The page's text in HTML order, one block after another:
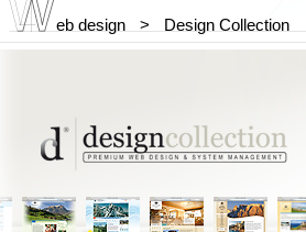
eb design > Design Collection